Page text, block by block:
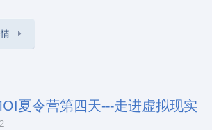
夏令营第四天---走进虚拟现实